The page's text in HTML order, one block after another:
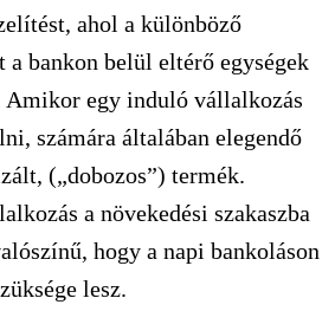
ahol a különböző
a bankon belül eltérő egységek
egy induló vállalkozás
számára általában elegendő
(„dobozos”) termék.
a növekedési szakaszba
hogy a napi bankoláson
lesz.